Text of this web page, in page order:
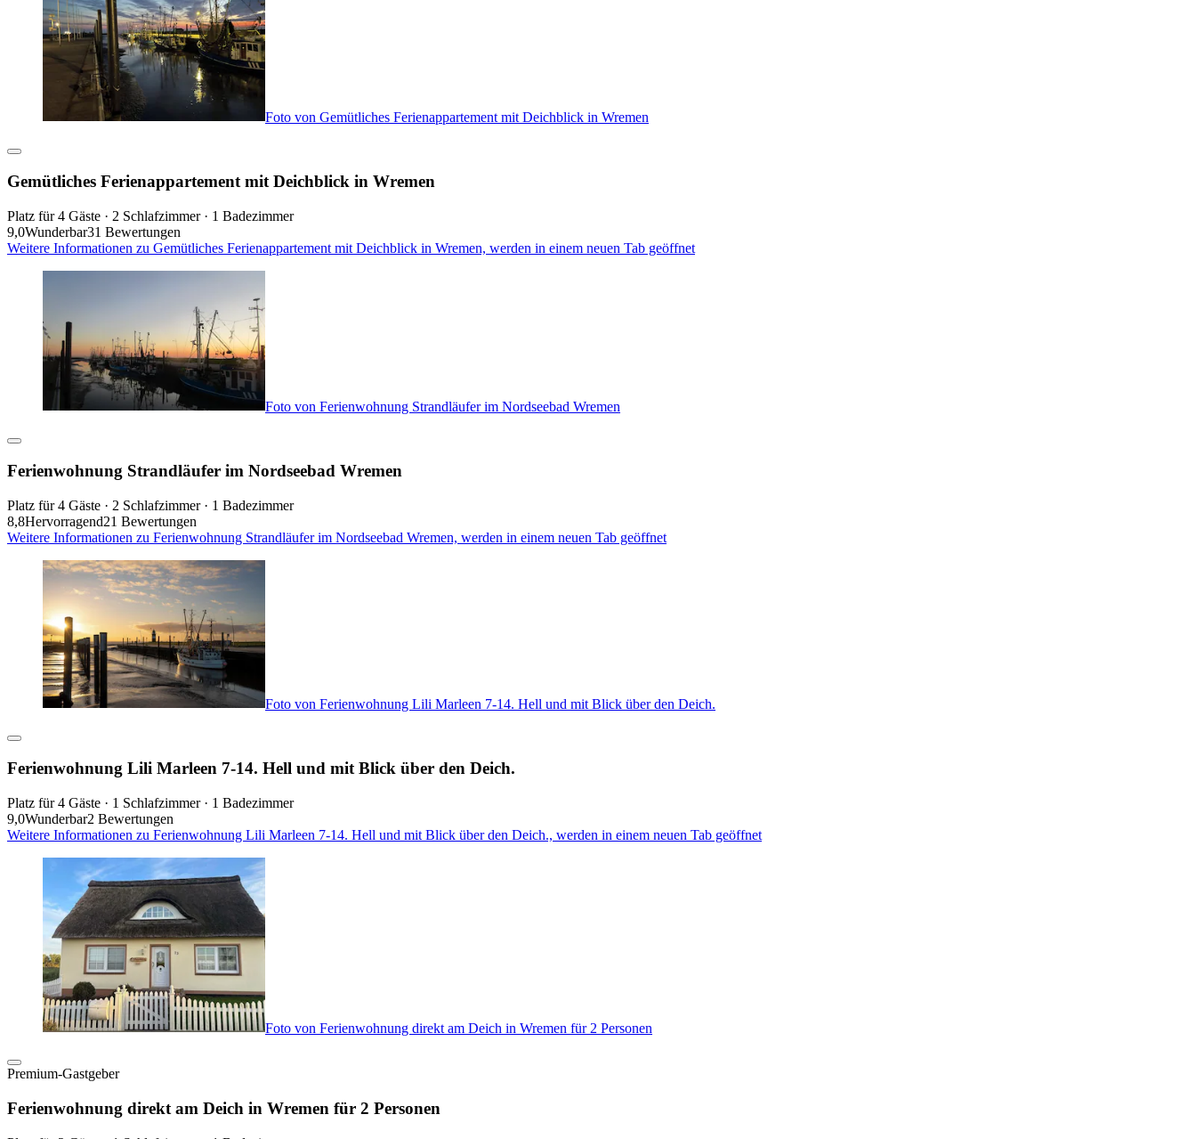
Foto von Gemütliches Ferienappartement mit Deichblick in Wremen
Gemütliches Ferienappartement mit Deichblick in Wremen
Platz für 4 Gäste · 2 Schlafzimmer · 1 Badezimmer
9,0Wunderbar31 Bewertungen
Weitere Informationen zu Gemütliches Ferienappartement mit Deichblick in Wremen, werden in einem neuen Tab geöffnet
Foto von Ferienwohnung Strandläufer im Nordseebad Wremen
Ferienwohnung Strandläufer im Nordseebad Wremen
Platz für 4 Gäste · 2 Schlafzimmer · 1 Badezimmer
8,8Hervorragend21 Bewertungen
Weitere Informationen zu Ferienwohnung Strandläufer im Nordseebad Wremen, werden in einem neuen Tab geöffnet
Foto von Ferienwohnung Lili Marleen 7-14. Hell und mit Blick über den Deich.
Ferienwohnung Lili Marleen 7-14. Hell und mit Blick über den Deich.
Platz für 4 Gäste · 1 Schlafzimmer · 1 Badezimmer
9,0Wunderbar2 Bewertungen
Weitere Informationen zu Ferienwohnung Lili Marleen 7-14. Hell und mit Blick über den Deich., werden in einem neuen Tab geöffnet
Foto von Ferienwohnung direkt am Deich in Wremen für 2 Personen
Premium-Gastgeber
Ferienwohnung direkt am Deich in Wremen für 2 Personen